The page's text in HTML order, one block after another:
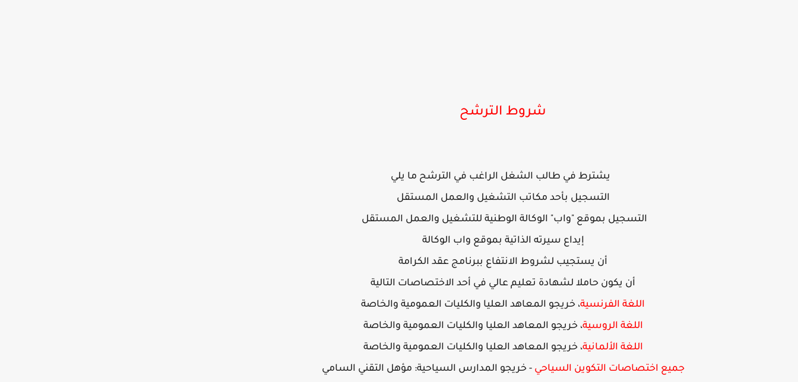
شروط الترشح
يشترط في طالب الشغل الراغب في الترشح ما يلي
التسجيل بأحد مكاتب التشغيل والعمل المستقل
التسجيل بموقع "واب" الوكالة الوطنية للتشغيل والعمل المستقل
إيداع سيرته الذاتية بموقع واب الوكالة
أن يستجيب لشروط الانتفاع ببرنامج عقد الكرامة
أن يكون حاملا لشهادة تعليم عالي في أحد الاختصاصات التالية
اللغة الفرنسية، خريجو المعاهد العليا والكليات العمومية والخاصة
اللغة الروسية،خريجو المعاهد العليا والكليات العمومية والخاصة
اللغة الألمانية، خريجو المعاهد العليا والكليات العمومية والخاصة
جميع اختصاصات التكوين السياحي- خريجو المدارس السياحية: مؤهل التقني السامي